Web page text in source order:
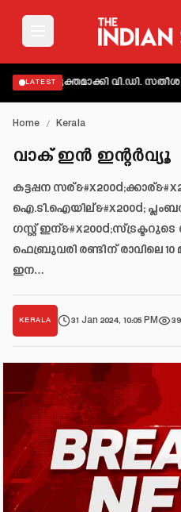
LATEST
വ്യക്തമാക്കി വി.ഡി.
Home / Kerala
വാക് ഇന്‍ ഇന്റര്‍വ്യൂ
കട്ടപ്പന
ഐ.ടി.ഐയില്&#x200d;
ഗസ്റ്റ്
ഫെബ്രുവരി രണ്ടിന് രാവിലെ
ഇന…
KERALA 31 Jan 2024, 10:05 PM